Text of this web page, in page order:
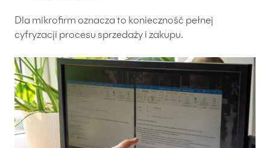
Kontakt
PL EN
Dla mikrofirm oznacza to konieczność pełnej
cyfryzacji procesu sprzedaży i zakupu.